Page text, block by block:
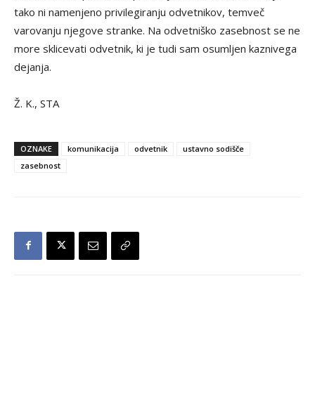
tako ni namenjeno privilegiranju odvetnikov, temveč
varovanju njegove stranke. Na odvetniško zasebnost se ne
more sklicevati odvetnik, ki je tudi sam osumljen kaznivega
dejanja.
Ž. K., STA
OZNAKE komunikacija odvetnik
ustavno sodišče
zasebnost